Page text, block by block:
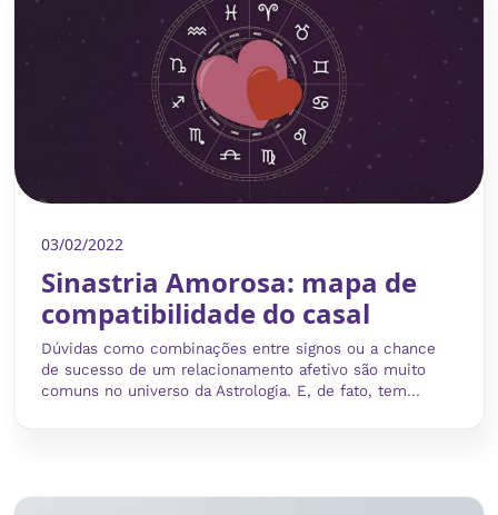
03/02/2022
Sinastria Amorosa: mapa de
compatibilidade do casal
Dúvidas como combinações entre signos ou a chance
de sucesso de um relacionamento afetivo são muito
comuns no universo da Astrologia. E, de fato, tem...